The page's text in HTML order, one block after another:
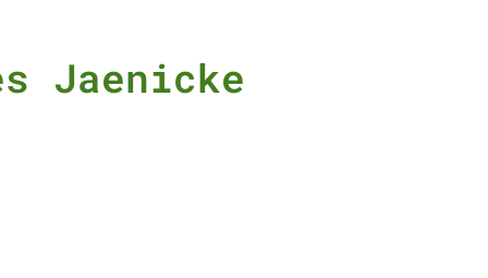
Jaenicke